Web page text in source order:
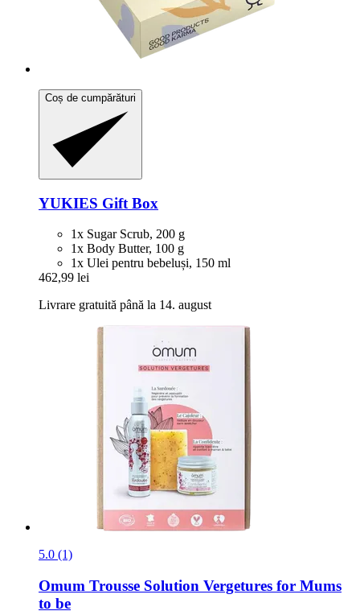
Coș de cumpărături
YUKIES Gift Box
1x Sugar Scrub, 200 g
1x Body Butter, 100 g
1x Ulei pentru bebeluși, 150 ml
462,99 lei
Livrare gratuită până la 14. august
5.0 (1)
Omum Trousse Solution Vergetures for Mums
to be